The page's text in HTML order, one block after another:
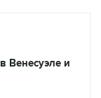
Венесуэле и